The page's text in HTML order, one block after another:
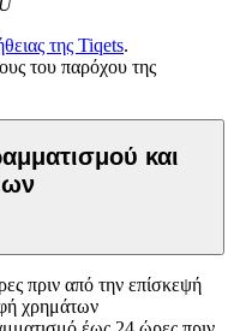
της Tiqets.
του παρόχου της
και
πριν από την επίσκεψή
χρημάτων